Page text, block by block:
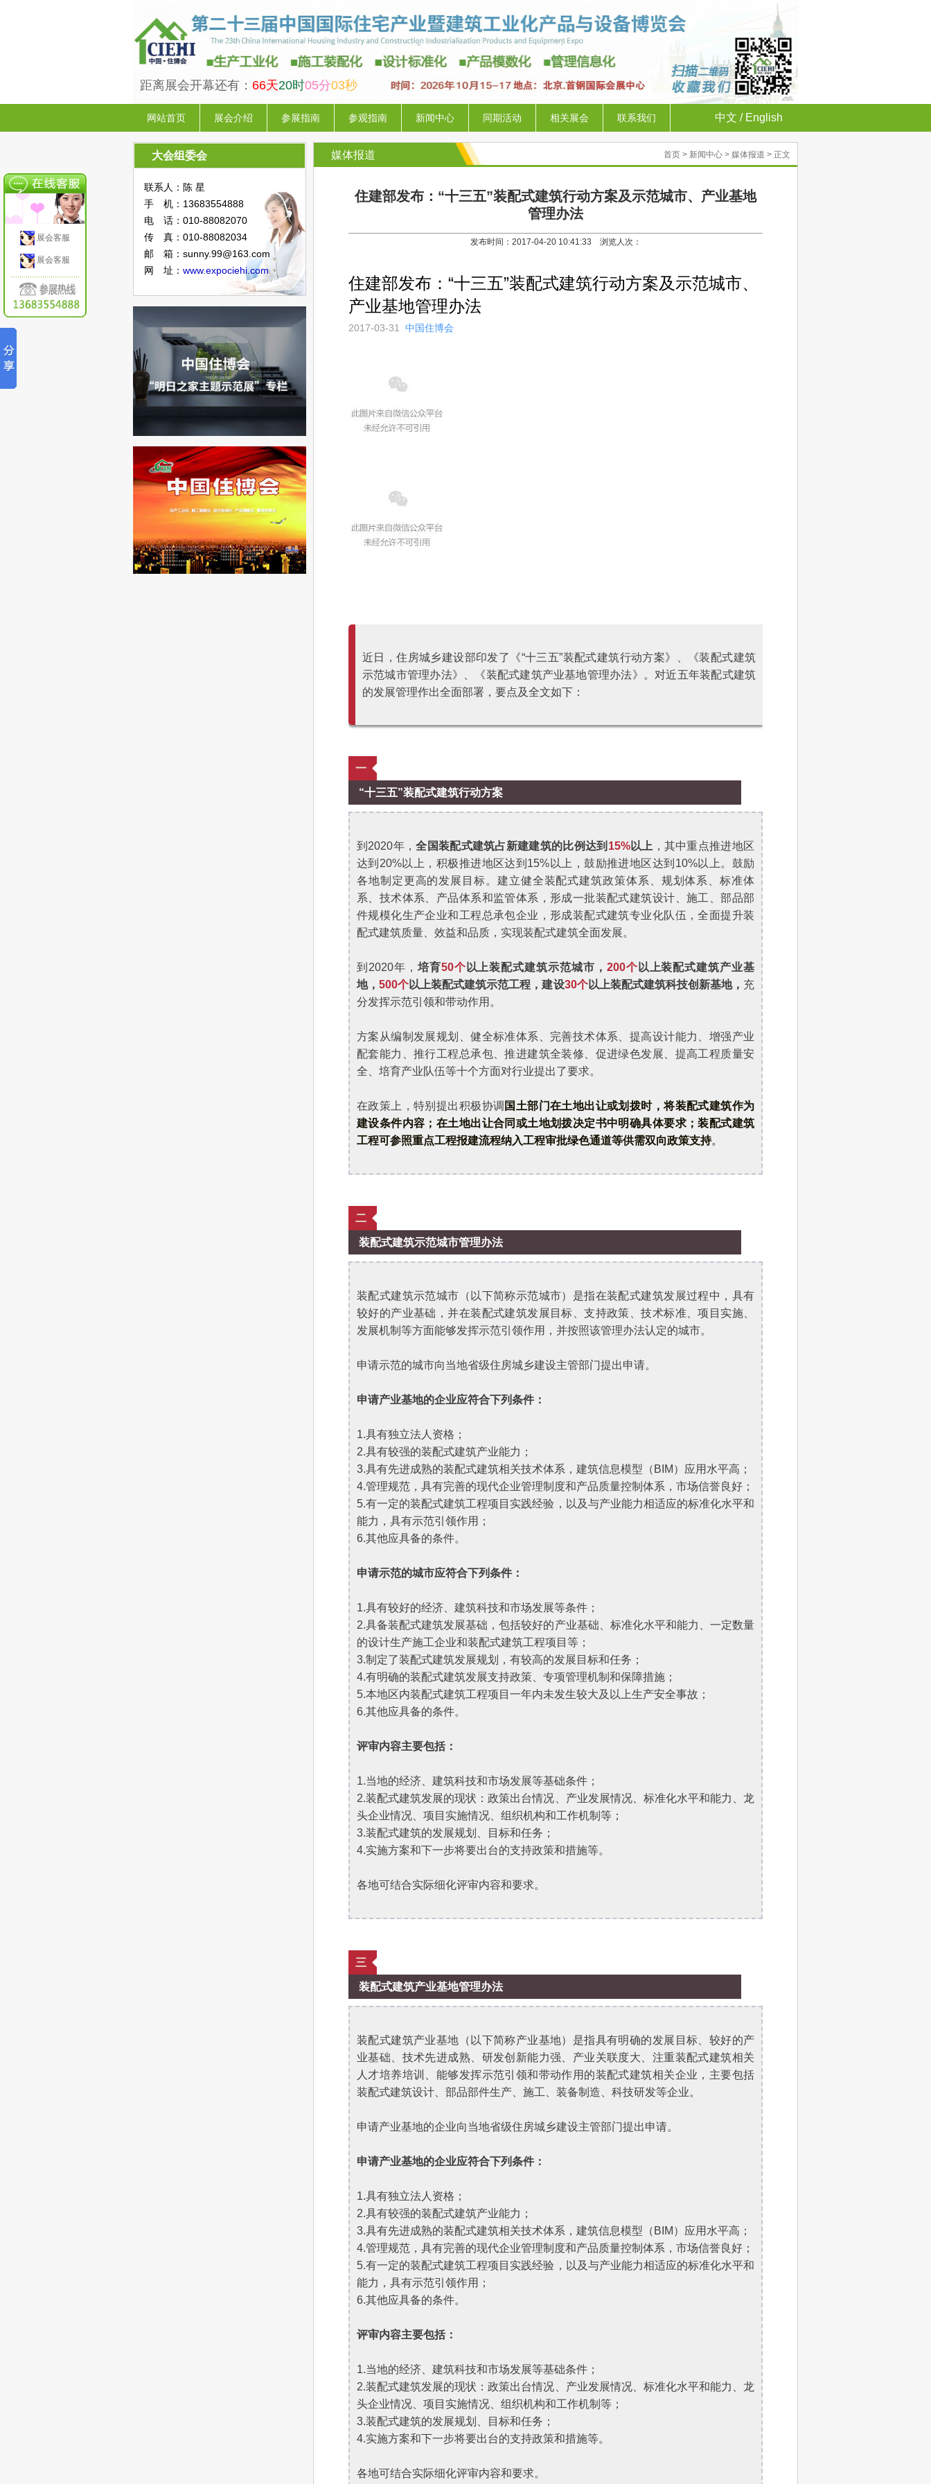
距离展会开幕还有： 66天20时05分02秒
中文 / English
网站首页 展会介绍 参展指南 参观指南 新闻中心 同期活动 相关展会 联系我们
大会组委会
联系人：陈 星
手 机：13683554888
电 话：010-88082070
传 真：010-88082034
邮 箱：sunny.99@163.com
网 址： www.expociehi.com
首页 > 新闻中心 > 媒体报道 > 正文
媒体报道
住建部发布：“十三五”装配式建筑行动方案及示范城市、产业基地
管理办法
发布时间：2017-04-20 10:41:33 浏览人次：
住建部发布：“十三五”装配式建筑行动方案及示范城市、
产业基地管理办法
2017-03-31 中国住博会
近日，住房城乡建设部印发了《“十三五”装配式建筑行动方案》、《装配式建筑
示范城市管理办法》、《装配式建筑产业基地管理办法》。对近五年装配式建筑
的发展管理作出全面部署，要点及全文如下：
一
“十三五”装配式建筑行动方案
到2020年，全国装配式建筑占新建建筑的比例达到 15%以上 ，其中重点推进地区
达到20%以上，积极推进地区达到15%以上，鼓励推进地区达到10%以上。鼓励
各地制定更高的发展目标。建立健全装配式建筑政策体系、规划体系、标准体
系、技术体系、产品体系和监管体系，形成一批装配式建筑设计、施工、部品部
件规模化生产企业和工程总承包企业，形成装配式建筑专业化队伍，全面提升装
配式建筑质量、效益和品质，实现装配式建筑全面发展。
到2020年， 培育50个 以上装配式建筑示范城市， 200个 以上装配式建筑产业基
地，500个以上装配式建筑示范工程，建设30个以上装配式建筑科技创新基地， 充
分发挥示范引领和带动作用。
方案从编制发展规划、健全标准体系、完善技术体系、提高设计能力、增强产业
配套能力、推行工程总承包、推进建筑全装修、促进绿色发展、提高工程质量安
全、培育产业队伍等十个方面对行业提出了要求。
在政策上，特别提出积极协调 国土部门在土地出让或划拨时，将装配式建筑作为
建设条件内容；在土地出让合同或土地划拨决定书中明确具体要求；装配式建筑
工程可参照重点工程报建流程纳入工程审批绿色通道等供需双向政策支持。
二
装配式建筑示范城市管理办法
装配式建筑示范城市（以下简称示范城市）是指在装配式建筑发展过程中，具有
较好的产业基础，并在装配式建筑发展目标、支持政策、技术标准、项目实施、
发展机制等方面能够发挥示范引领作用，并按照该管理办法认定的城市。
申请示范的城市向当地省级住房城乡建设主管部门提出申请。
申请产业基地的企业应符合下列条件：
1.具有独立法人资格；
2.具有较强的装配式建筑产业能力；
3.具有先进成熟的装配式建筑相关技术体系，建筑信息模型（BIM）应用水平高；
4.管理规范，具有完善的现代企业管理制度和产品质量控制体系，市场信誉良好；
5.有一定的装配式建筑工程项目实践经验，以及与产业能力相适应的标准化水平和
能力，具有示范引领作用；
6.其他应具备的条件。
申请示范的城市应符合下列条件：
1.具有较好的经济、建筑科技和市场发展等条件；
2.具备装配式建筑发展基础，包括较好的产业基础、标准化水平和能力、一定数量
的设计生产施工企业和装配式建筑工程项目等；
3.制定了装配式建筑发展规划，有较高的发展目标和任务；
4.有明确的装配式建筑发展支持政策、专项管理机制和保障措施；
5.本地区内装配式建筑工程项目一年内未发生较大及以上生产安全事故；
6.其他应具备的条件。
评审内容主要包括：
1.当地的经济、建筑科技和市场发展等基础条件；
2.装配式建筑发展的现状：政策出台情况、产业发展情况、标准化水平和能力、龙
头企业情况、项目实施情况、组织机构和工作机制等；
3.装配式建筑的发展规划、目标和任务；
4.实施方案和下一步将要出台的支持政策和措施等。
各地可结合实际细化评审内容和要求。
三
装配式建筑产业基地管理办法
装配式建筑产业基地（以下简称产业基地）是指具有明确的发展目标、较好的产
业基础、技术先进成熟、研发创新能力强、产业关联度大、注重装配式建筑相关
人才培养培训、能够发挥示范引领和带动作用的装配式建筑相关企业，主要包括
装配式建筑设计、部品部件生产、施工、装备制造、科技研发等企业。
申请产业基地的企业向当地省级住房城乡建设主管部门提出申请。
申请产业基地的企业应符合下列条件：
1.具有独立法人资格；
2.具有较强的装配式建筑产业能力；
3.具有先进成熟的装配式建筑相关技术体系，建筑信息模型（BIM）应用水平高；
4.管理规范，具有完善的现代企业管理制度和产品质量控制体系，市场信誉良好；
5.有一定的装配式建筑工程项目实践经验，以及与产业能力相适应的标准化水平和
能力，具有示范引领作用；
6.其他应具备的条件。
评审内容主要包括：
1.当地的经济、建筑科技和市场发展等基础条件；
2.装配式建筑发展的现状：政策出台情况、产业发展情况、标准化水平和能力、龙
头企业情况、项目实施情况、组织机构和工作机制等；
3.装配式建筑的发展规划、目标和任务；
4.实施方案和下一步将要出台的支持政策和措施等。
各地可结合实际细化评审内容和要求。
展会客服
展会客服